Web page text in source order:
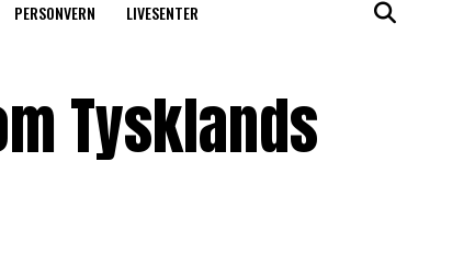
PERSONVERN LIVESENTER
Tysklands